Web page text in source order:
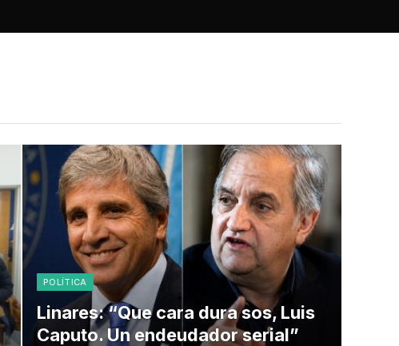
POLÍTICA
Linares: “Que cara dura sos, Luis
Caputo. Un endeudador serial”